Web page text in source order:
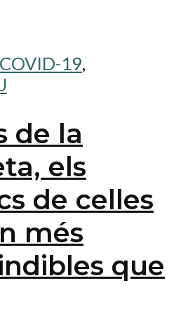
COVID-19,
de la
els
de celles
més
que